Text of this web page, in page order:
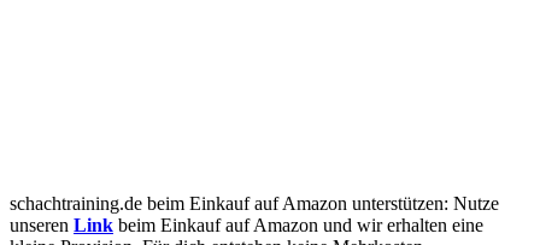
schachtraining.de beim Einkauf auf Amazon unterstützen: Nutze
unseren Link beim Einkauf auf Amazon und wir erhalten eine